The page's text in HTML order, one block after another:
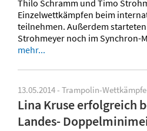
Thilo Schramm und Timo
Einzelwettkämpfen beim
teilnehmen. Außerdem
Strohmeyer noch im Synchron-
mehr...
13.05.2014 - Trampolin-Wettkämpfe
Lina Kruse erfolgreich
Landes-